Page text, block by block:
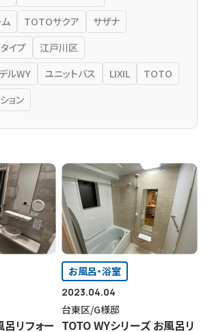
TOTOサクア
サザナ
イプ
江戸川区
ルWY
ユニットバス LIXIL
TOTO
ョン
リフォー
お風呂・浴室
2023.04.04
台東区/G様邸
TOTO WYシリーズ お風呂リ